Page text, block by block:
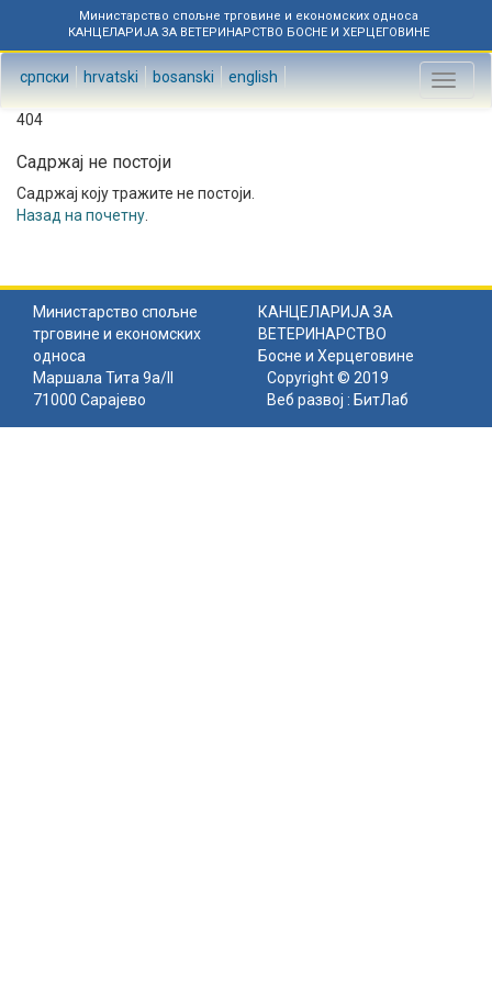
Министарство спољне трговине и економских односа
КАНЦЕЛАРИЈА ЗА ВЕТЕРИНАРСТВО БОСНЕ И ХЕРЦЕГОВИНЕ
српски hrvatski bosanski english
Toggle
404
Садржај не постоји
Садржај коју тражите не постоји.
Назад на почетну
Министарство спољне
трговине и економских
односа
КАНЦЕЛАРИЈА ЗА
ВЕТЕРИНАРСТВО
Босне и Херцеговине
Маршала Тита 9а/II
71000 Сарајево
Copyright © 2019
Веб развој : БитЛаб